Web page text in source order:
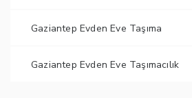
Gaziantep Evden Eve Taşıma
Gaziantep Evden Eve Taşımacılık